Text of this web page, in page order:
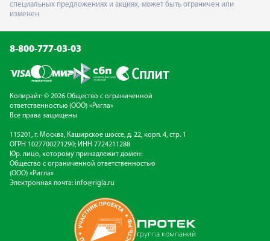
специальных предложениях и акциях, может быть ограничен или
изменен
8-800-777-03-03
Копирайт: © 2026 Общество с ограниченной
ответственностью (ООО) «Ригла»
Все права защищены
115201, г. Москва, Каширское шоссе, д. 22, корп. 4, стр. 1
ОГРН 1027700271290; ИНН 7724211288
Юр. лицо, которому принадлежит домен:
Общество с ограниченной ответственностью
(ООО) «Ригла»
Электронная почта: info@rigla.ru